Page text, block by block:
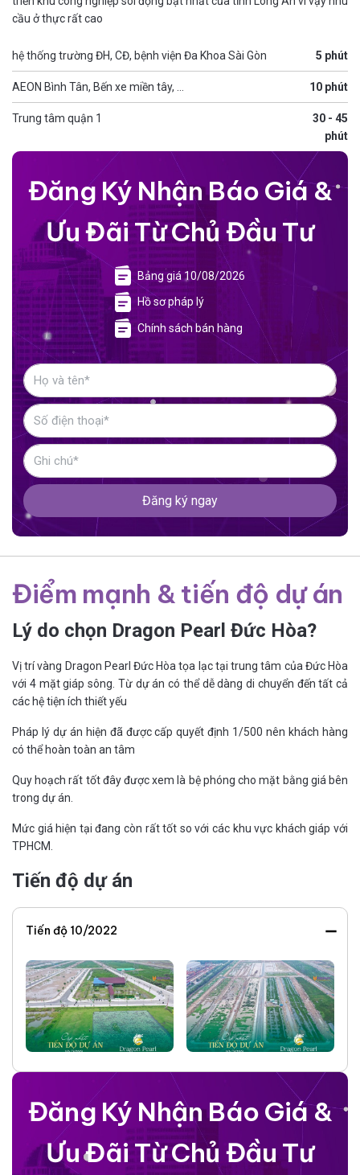
cầu ở thực rất cao
hệ thống trường ĐH, CĐ, bệnh viện Đa Khoa Sài Gòn 5 phút
AEON Bình Tân, Bến xe miền tây, … 10 phút
Trung tâm quận 1
30 - 45
phút
Đăng Ký Nhận Báo Giá &
Ưu Đãi Từ Chủ Đầu Tư
Bảng giá 10/08/2026
Hồ sơ pháp lý
Chính sách bán hàng
Đăng ký ngay
Điểm mạnh & tiến độ dự án
Lý do chọn Dragon Pearl Đức Hòa?
Vị trí vàng Dragon Pearl Đức Hòa tọa lạc tại trung tâm của Đức Hòa
với 4 mặt giáp sông. Từ dự án có thể dễ dàng di chuyển đến tất cả
các hệ tiện ích thiết yếu
Pháp lý dự án hiện đã được cấp quyết định 1/500 nên khách hàng
có thể hoàn toàn an tâm
Quy hoạch rất tốt đây được xem là bệ phóng cho mặt bằng giá bên
trong dự án.
Mức giá hiện tại đang còn rất tốt so với các khu vực khách giáp với
TPHCM.
Tiến độ dự án
Tiến độ 10/2022
Đăng Ký Nhận Báo Giá &
Ưu Đãi Từ Chủ Đầu Tư